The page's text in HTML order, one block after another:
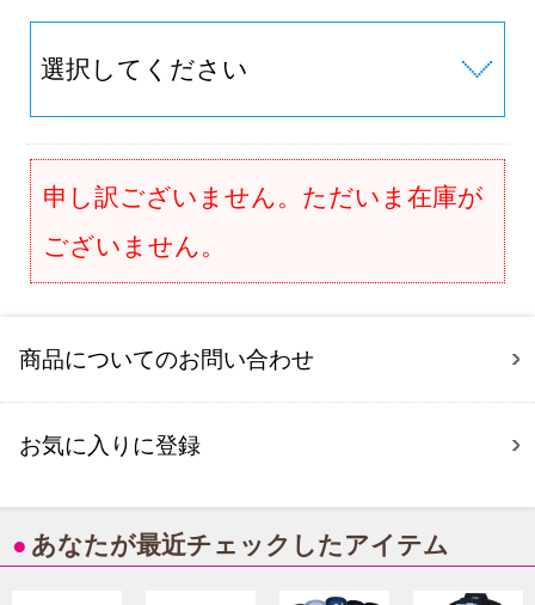
申し訳ございません。ただいま在庫が
ございません。
商品についてのお問い合わせ
お気に入りに登録
● あなたが最近チェックしたアイテム